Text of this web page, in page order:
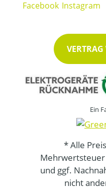
Ein
* Alle
Mehrwertsteuer
und ggf.
nicht